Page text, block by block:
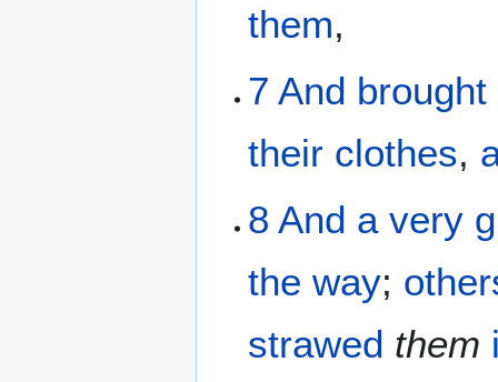
them,
7 And brought
their clothes,
8 And a very
the way;
strawed them